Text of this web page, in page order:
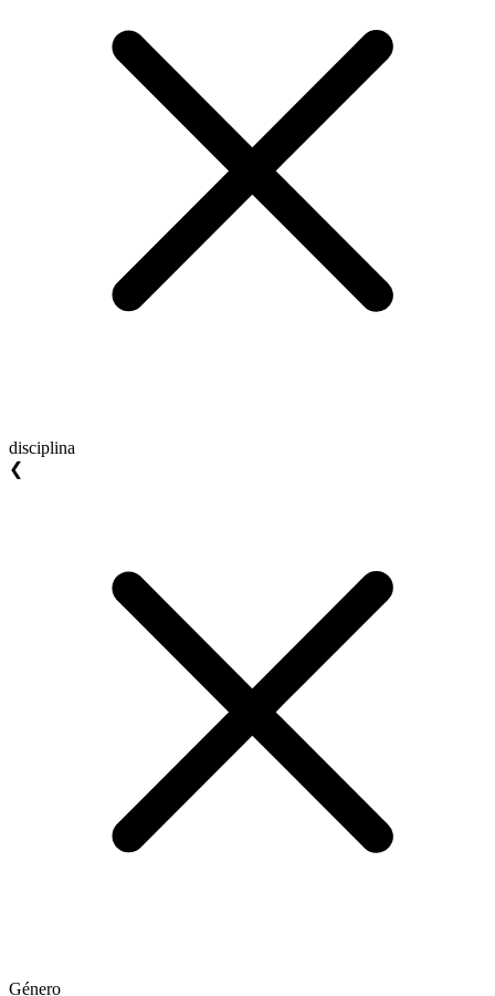
disciplina
❮
Género